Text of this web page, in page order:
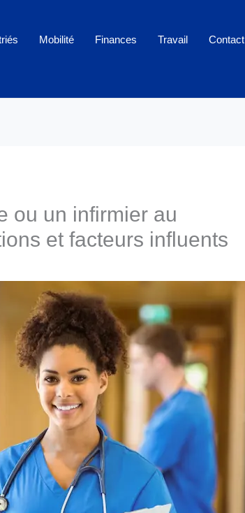
Mobilité Finances Travail
Contact
ou un infirmier au
et facteurs influents